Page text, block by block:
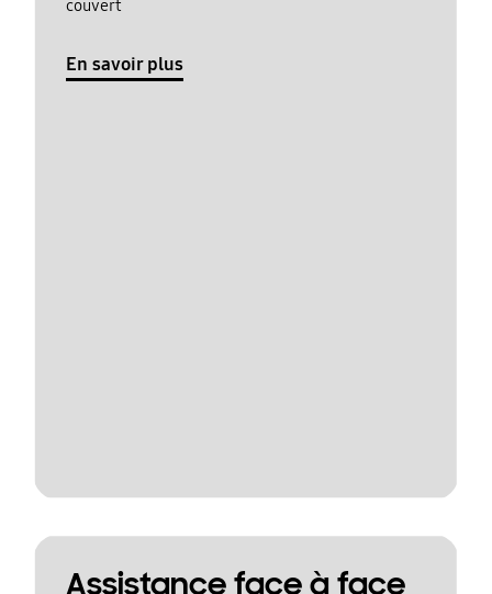
couvert
En savoir plus
Assistance face à face